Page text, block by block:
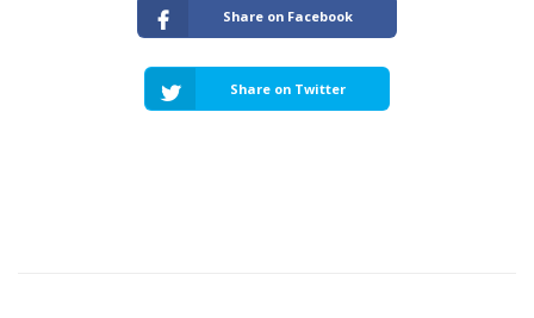
Share on Facebook
Share on Twitter